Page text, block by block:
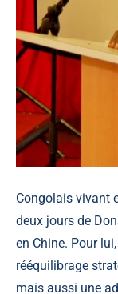
Congolais vivant
deux jours de
en Chine. Pour
rééquilibrage
mais aussi une